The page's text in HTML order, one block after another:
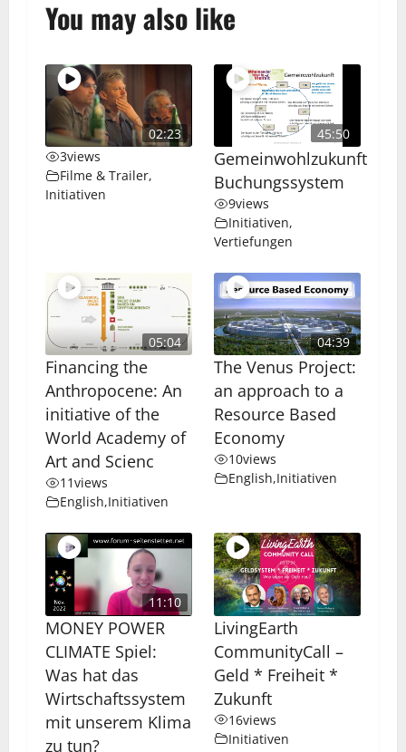
You may also like
02:23
3views
Filme & Trailer,
Initiativen
45:50
Gemeinwohlzukunft
Buchungssystem
9views
Initiativen,
Vertiefungen
05:04
Financing the
Anthropocene: An
initiative of the
World Academy of
Art and Scienc
11views
English,Initiativen
04:39
The Venus Project:
an approach to a
Resource Based
Economy
10views
English,Initiativen
11:10
MONEY POWER
CLIMATE Spiel:
Was hat das
Wirtschaftssystem
mit unserem Klima
zu tun?
LivingEarth
CommunityCall –
Geld * Freiheit *
Zukunft
16views
Initiativen